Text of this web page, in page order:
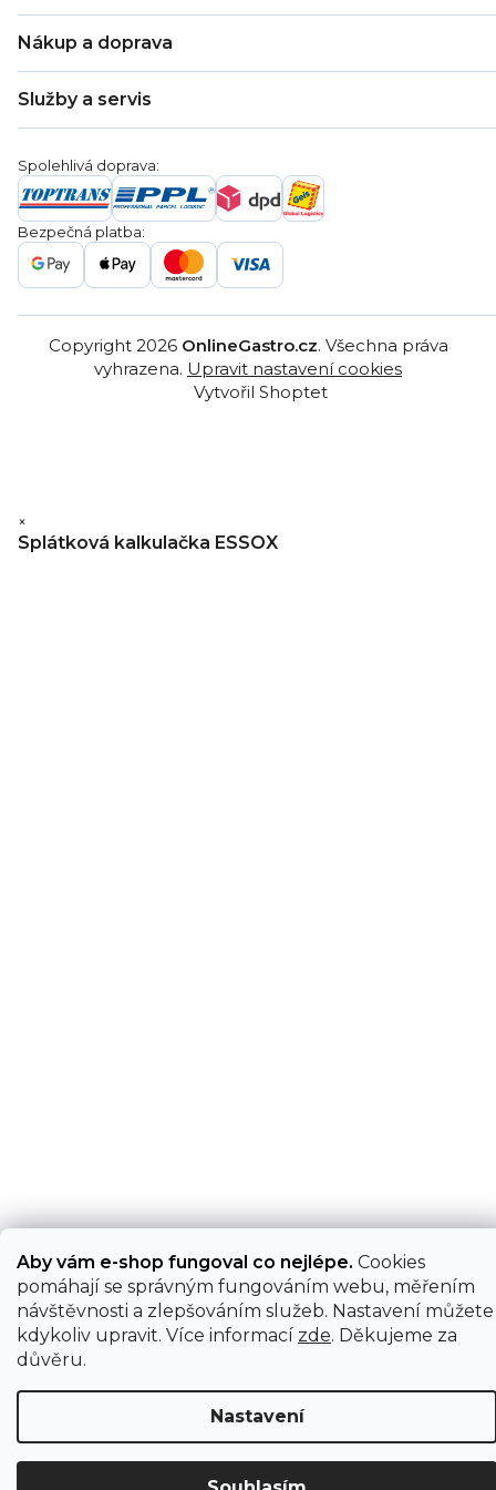
Aby vám e-shop fungoval co nejlépe. Cookies
pomáhají se správným fungováním webu, měřením
návštěvnosti a zlepšováním služeb. Nastavení můžete
kdykoliv upravit. Více informací zde. Děkujeme za
důvěru.
Nastavení
Kontakty
Věrnostní program
Blog
Nákup a doprava
Záruka
Ochrana osobních údajů
Reklamační řády
Služby a servis
Servis a reklamace
Poptávka
Gastro projekty
Značky
Gastro velkoobchod
Spolehlivá doprava:
Bezpečná platba:
Vytvořil Shoptet
Copyright 2026 OnlineGastro.cz. Všechna práva
vyhrazena. Upravit nastavení cookies
×
Splátková kalkulačka ESSOX